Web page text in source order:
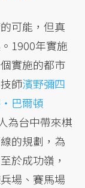
可能，但真
1900年實施
實施的都市
師濱野彌四
巴爾頓
為台中帶來棋
的規劃，為
於成功嶺，
場、賽馬場